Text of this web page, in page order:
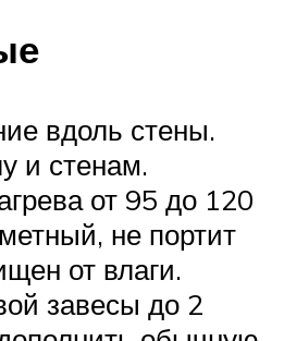
вдоль стены.
и стенам.
от 95 до 120
не портит
от влаги.
завесы до 2